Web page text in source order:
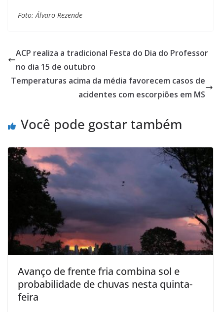
Foto: Álvaro Rezende
ACP realiza a tradicional Festa do Dia do Professor
no dia 15 de outubro
Temperaturas acima da média favorecem casos de
acidentes com escorpiões em MS
Você pode gostar também
Avanço de frente fria combina sol e
probabilidade de chuvas nesta quinta-
feira